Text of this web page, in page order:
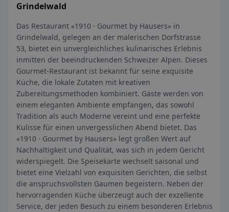
Grindelwald
Das Restaurant «1910 · Gourmet by Hausers» in
Grindelwald, gelegen an der malerischen Dorfstrasse
53, bietet ein unvergleichliches kulinarisches Erlebnis
inmitten der beeindruckenden Schweizer Alpen. Dieses
Gourmet-Restaurant ist bekannt für seine exquisite
Küche, die lokale Zutaten mit kreativen
Zubereitungsmethoden kombiniert. Gäste werden von
einem eleganten Ambiente empfangen, das sowohl
Tradition als auch Moderne vereint und eine perfekte
Kulisse für einen unvergesslichen Abend bietet. Das
«1910 · Gourmet by Hausers» legt großen Wert auf
Nachhaltigkeit und Qualität, was sich in jedem Gericht
widerspiegelt. Die Speisekarte wechselt saisonal und
bietet eine Vielzahl von exquisiten Gerichten, die selbst
die anspruchsvollsten Gaumen begeistern. Neben der
hervorragenden Küche überzeugt auch der exzellente
Service, der jeden Besuch zu einem besonderen Erlebnis